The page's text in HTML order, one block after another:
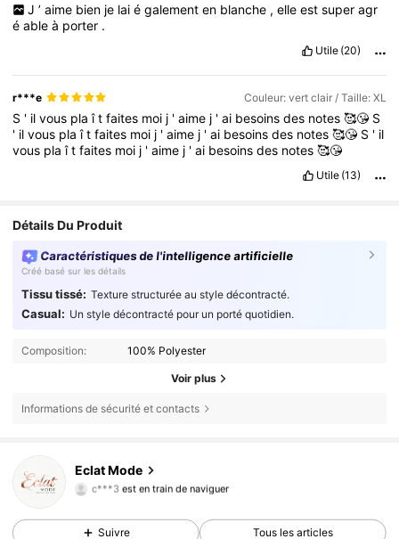
J ’ aime bien je lai é galement en blanche , elle est super agr
éableà porter .
Utile (20)
r***e Couleur: vert clair / Taille: XL
S ' ilvous plaîtfaites moi j 'aime j 'ai besoinsdes notes🥰😘 S
' ilvous plaîtfaites moi j 'aime j 'ai besoinsdes notes🥰😘 S ' il
vous plaîtfaites moi j 'aime j 'ai besoinsdes notes🥰😘
Utile (13)
Détails Du Produit
Caractéristiques de l'intelligence artificielle
Créé basé sur les détails
Tissu tissé: Texture structurée au style décontracté.
Casual: Un style décontracté pour un porté quotidien.
Composition: 100% Polyester
Voir plus
Informations de sécurité et contacts
Eclat Mode
4,82
c***3est en train de naviguer
4,82
89 Suiveurs
4,82 89 Suiveurs
Suivre Tous les articles